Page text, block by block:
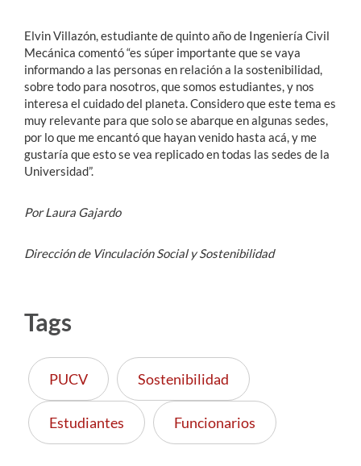
Elvin Villazón, estudiante de quinto año de Ingeniería Civil
Mecánica comentó “es súper importante que se vaya
informando a las personas en relación a la sostenibilidad,
sobre todo para nosotros, que somos estudiantes, y nos
interesa el cuidado del planeta. Considero que este tema es
muy relevante para que solo se abarque en algunas sedes,
por lo que me encantó que hayan venido hasta acá, y me
gustaría que esto se vea replicado en todas las sedes de la
Universidad”.
Por Laura Gajardo
Dirección de Vinculación Social y Sostenibilidad
Tags
PUCV Sostenibilidad
Estudiantes Funcionarios